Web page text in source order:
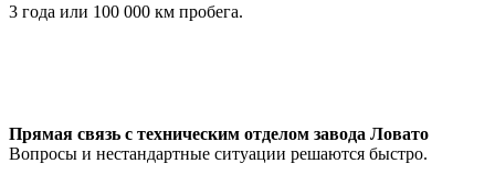
3 года или 100 000 км пробега.
Прямая связь с техническим отделом завода Ловато
Вопросы и нестандартные ситуации решаются быстро.